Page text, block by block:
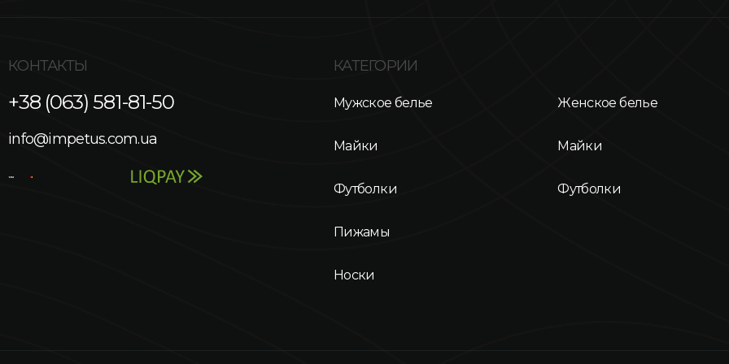
КОНТАКТЫ
+38 (063) 581-81-50
info@impetus.com.ua
КАТЕГОРИИ
Мужское белье
Майки
Футболки
Пижамы
Носки
Женское белье
Майки
Футболки